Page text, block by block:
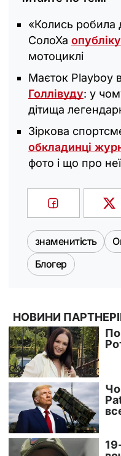
«‎Колись робила
СолоХа
мотоциклі
Маєток Playboy
Голлівуду: у
дітища
Зіркова
обкладинці
фото і що про
знаменитість
Блогер